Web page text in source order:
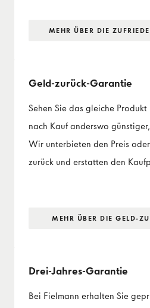
MEHR ÜBER DIE
Geld-zurück-Garantie
Sehen Sie das gleiche Produkt
nach Kauf anderswo
Wir unterbieten den Preis
zurück und erstatten den
MEHR ÜBER DIE GELD-
Drei-Jahres-Garantie
Bei Fielmann erhalten Sie